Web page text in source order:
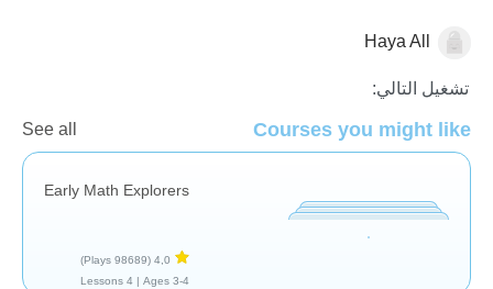
الرياضياتHaya All
تشغيل التالي:
Courses you might like
See all
Early Math Explorers
4,0
(98689 Plays)
Ages 3-4 |
4 Lessons